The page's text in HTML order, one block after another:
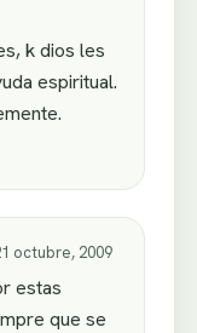
k dios les
espiritual.
octubre, 2009
estas
que se